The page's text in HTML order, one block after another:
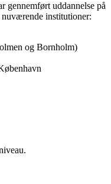
gennemført uddannelse på
institutioner:
og Bornholm)